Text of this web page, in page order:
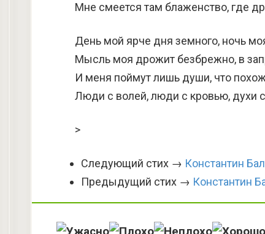
Мне смеется там блаженство, где
День мой ярче дня земного, ночь
Мысль моя дрожит безбрежно, в
И меня поймут лишь души, что
Люди с волей, люди с кровью, духи
>
Следующий стих → Константин
Предыдущий стих → Константин